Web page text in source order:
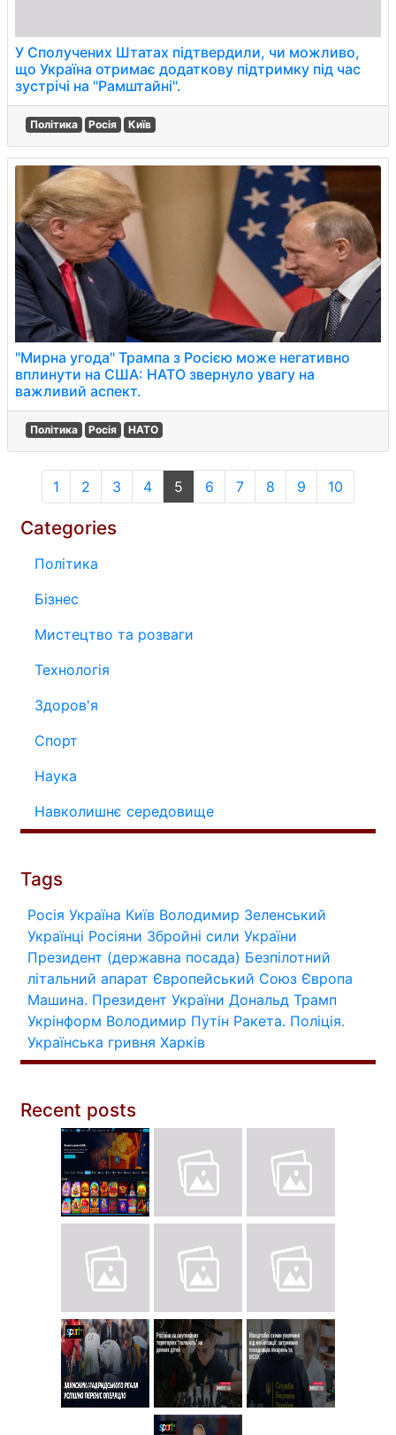
У Сполучених Штатах підтвердили, чи можливо,
що Україна отримає додаткову підтримку під час
зустрічі на "Рамштайні".
Політика Росія Київ
"Мирна угода" Трампа з Росією може негативно
вплинути на США: НАТО звернуло увагу на
важливий аспект.
Політика Росія НАТО
1 2 3 4 5 6 7 8 9 10
Categories
Політика
Бізнес
Мистецтво та розваги
Технологія
Здоров'я
Спорт
Наука
Навколишнє середовище
Tags
Росія Україна Київ Володимир Зеленський
Українці Росіяни Збройні сили України
Президент (державна посада) Безпілотний
літальний апарат Європейський Союз Європа
Машина. Президент України Дональд Трамп
Укрінформ Володимир Путін Ракета. Поліція.
Українська гривня Харків
Recent posts